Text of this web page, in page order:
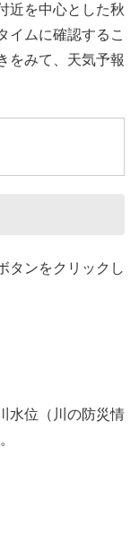
近を中心とした秋
イムに確認するこ
をみて、天気予報
タンをクリックし
位（川の防災情